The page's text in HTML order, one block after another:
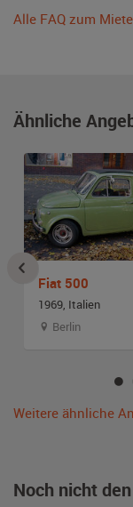
Alle FAQ zum
Ähnliche
Fiat 500
1969, Italien
Berlin
Weitere ähnliche
Noch nicht